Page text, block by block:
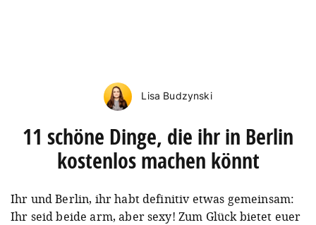
Lisa Budzynski
11 schöne Dinge, die ihr in Berlin
kostenlos machen könnt
Ihr und Berlin, ihr habt definitiv etwas gemeinsam:
Ihr seid beide arm, aber sexy! Zum Glück bietet euer